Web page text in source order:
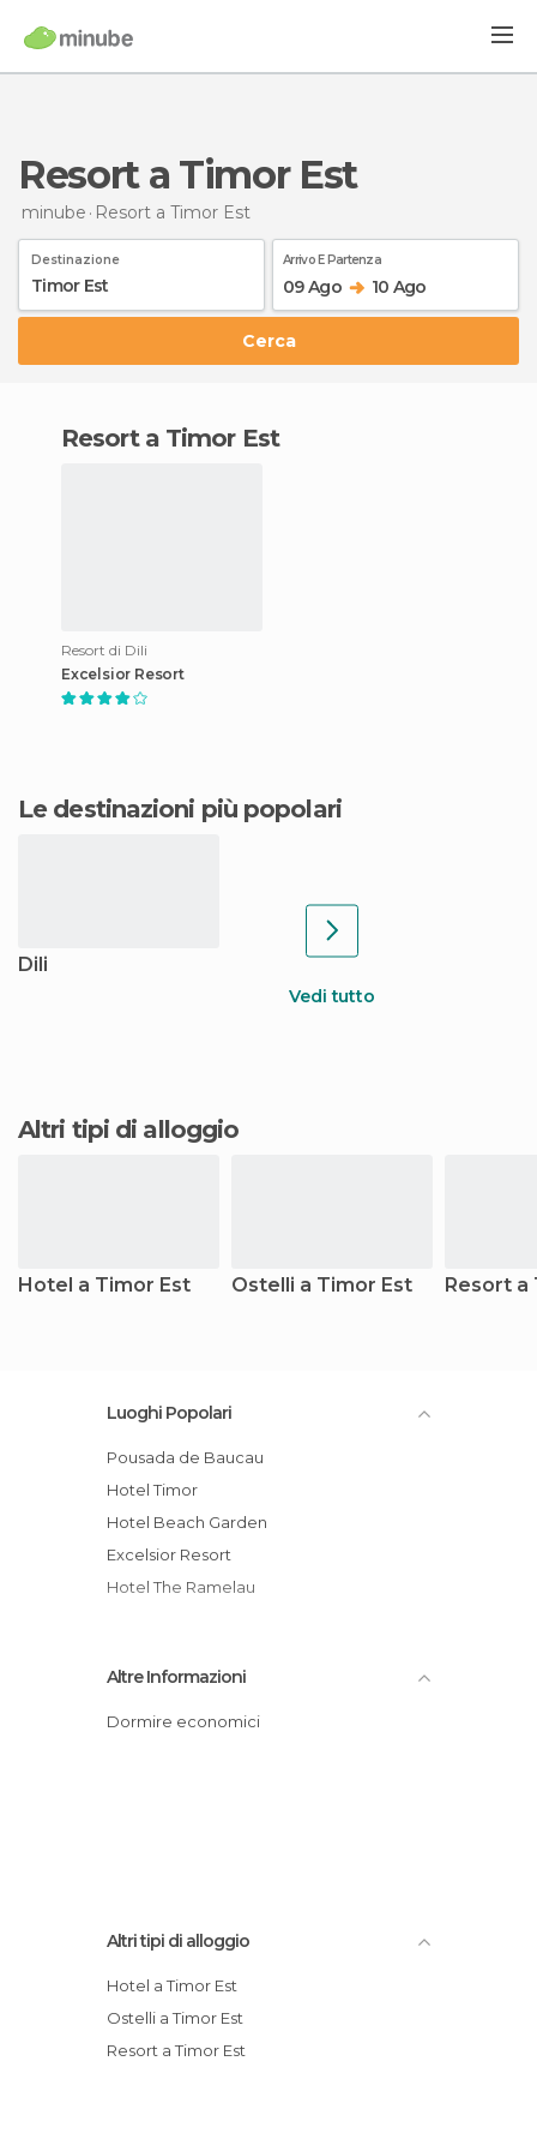
Resort a Timor Est
minube Resort a Timor Est
Destinazione Arrivo E Partenza
09 Ago 10 Ago
Cerca
resort a Timor Est
Resort di Dili
Excelsior Resort
Le destinazioni più popolari
Dili
Vedi tutto
Altri tipi di alloggio
Hotel a Timor Est Ostelli a Timor Est Resort a
Luoghi Popolari
Pousada de Baucau
Hotel Timor
Hotel Beach Garden
Excelsior Resort
Hotel The Ramelau
Altre Informazioni
Dormire economici
Altri tipi di alloggio
Hotel a Timor Est
Ostelli a Timor Est
Resort a Timor Est